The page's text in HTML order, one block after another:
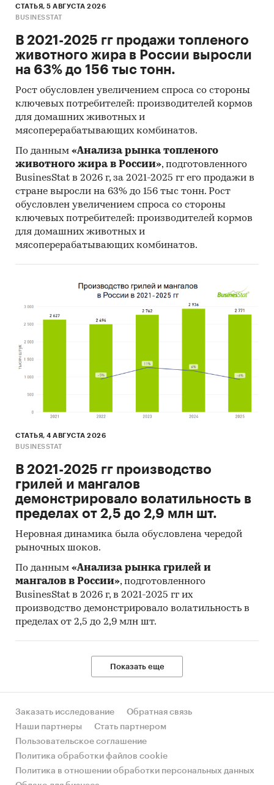
СТАТЬЯ, 5 АВГУСТА 2026
BUSINESSTAT
В 2021-2025 гг продажи топленого
животного жира в России выросли
на 63% до 156 тыс тонн.
Рост обусловлен увеличением спроса со стороны
ключевых потребителей: производителей кормов
для домашних животных и
мясоперерабатывающих комбинатов.
По данным «Анализа рынка топленого
животного жира в России», подготовленного
BusinesStat в 2026 г, за 2021-2025 гг его продажи в
стране выросли на 63% до 156 тыс тонн. Рост
обусловлен увеличением спроса со стороны
ключевых потребителей: производителей кормов
для домашних животных и
мясоперерабатывающих комбинатов.
СТАТЬЯ, 4 АВГУСТА 2026
BUSINESSTAT
В 2021-2025 гг производство
грилей и мангалов
демонстрировало волатильность в
пределах от 2,5 до 2,9 млн шт.
Неровная динамика была обусловлена чередой
рыночных шоков.
По данным «Анализа рынка грилей и
мангалов в России», подготовленного
BusinesStat в 2026 г, в 2021-2025 гг их
производство демонстрировало волатильность в
пределах от 2,5 до 2,9 млн шт.
Показать еще
Заказать исследование
Обратная связь
Наши партнеры
Стать партнером
Пользовательское соглашение
Политика обработки файлов cookie
Политика в отношении обработки персональных данных